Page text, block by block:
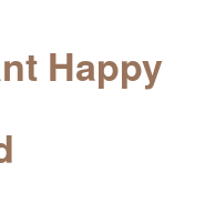
Happy